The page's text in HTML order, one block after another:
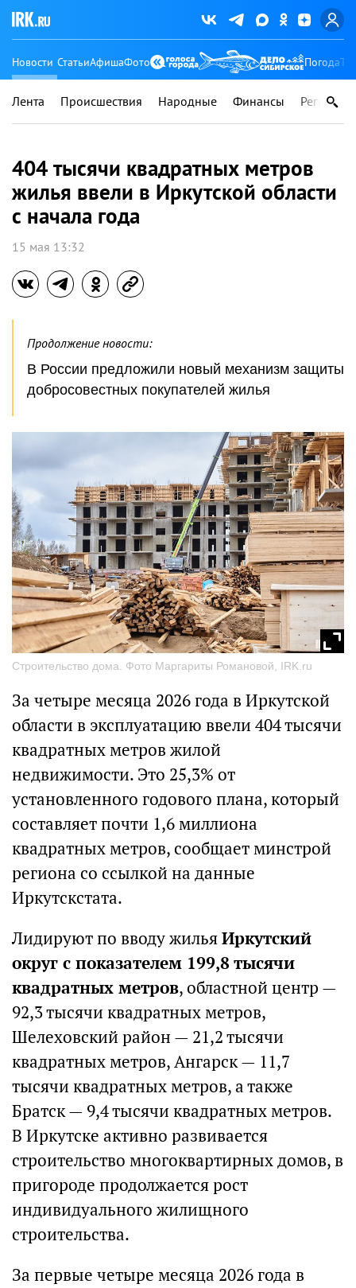
Новости СтатьиАфишаФото Погода
Лента Происшествия Народные Финансы Регионы
404 тысячи квадратных метров
жилья ввели в Иркутской области
с начала года
15 мая 13:32
Продолжение новости:
В России предложили новый механизм защиты
добросовестных покупателей жилья
Строительство дома. Фото Маргариты Романовой, IRK.ru
За четыре месяца 2026 года в Иркутской
области в эксплуатацию ввели 404 тысячи
квадратных метров жилой
недвижимости. Это 25,3% от
установленного годового плана, который
составляет почти 1,6 миллиона
квадратных метров, сообщает минстрой
региона со ссылкой на данные
Иркутскстата.
Лидируют по вводу жильяИркутский
округ с показателем 199,8 тысячи
квадратных метров, областной центр —
92,3 тысячи квадратных метров,
Шелеховский район — 21,2 тысячи
квадратных метров, Ангарск — 11,7
тысячи квадратных метров, а также
Братск — 9,4 тысячи квадратных метров.
В Иркутске активно развивается
строительство многоквартирных домов, в
пригороде продолжается рост
индивидуального жилищного
строительства.
За первые четыре месяца 2026 года в